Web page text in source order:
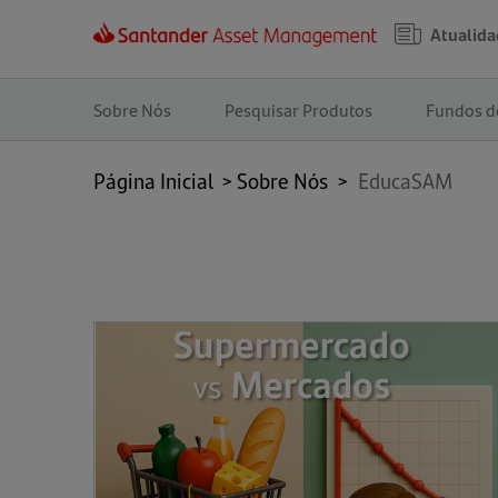
Sobre Nós Pesquisar Produtos Fundos
Página Inicial > Sobre Nós > EducaSAM